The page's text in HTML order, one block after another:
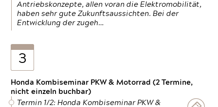
Antriebskonzepte, allen voran die Elektromobilität,
haben sehr gute Zukunftsaussichten. Bei der
Entwicklung der zugeh…
3
Honda Kombiseminar PKW & Motorrad (2 Termine,
nicht einzeln buchbar)
Termin 1/2: Honda Kombiseminar PKW &